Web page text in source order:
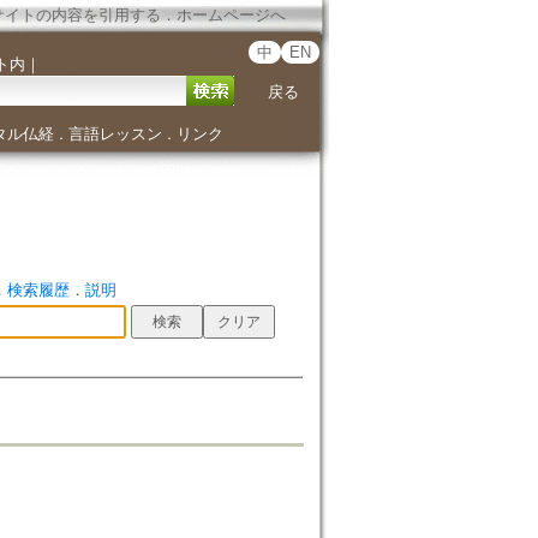
イトの内容を引用する ． ホームページへ
内 ｜
中 EN
戻る
ル仏経． 言語レッスン ． リンク
検索履歴． 説明